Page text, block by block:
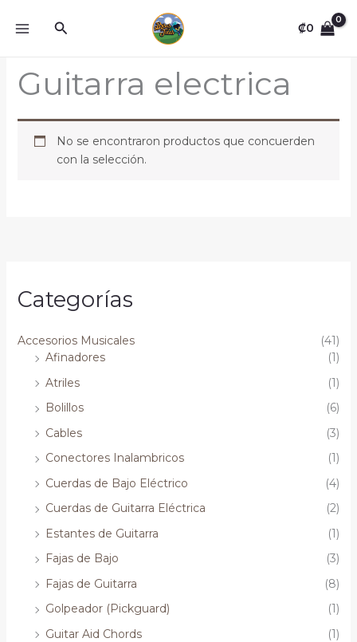
contenido
Buscar ₡0
Categorías
Accesorios Musicales
(41)
Afinadores
(1)
Atriles
(1)
Bolillos
(6)
Cables
(3)
Conectores Inalambricos
(1)
Cuerdas de Bajo Eléctrico
(4)
Cuerdas de Guitarra Eléctrica
(2)
Estantes de Guitarra
(1)
Fajas de Bajo
(3)
Fajas de Guitarra
(8)
Golpeador (Pickguard)
(1)
Guitar Aid Chords
(1)
Guitarra electrica
No se encontraron productos que concuerden
con la selección.